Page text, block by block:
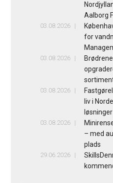
Aalborg
03.08.2026
for
03.08.2026
03.08.2026
liv i
løsninger
03.08.2026
– med
plads
29.06.2026